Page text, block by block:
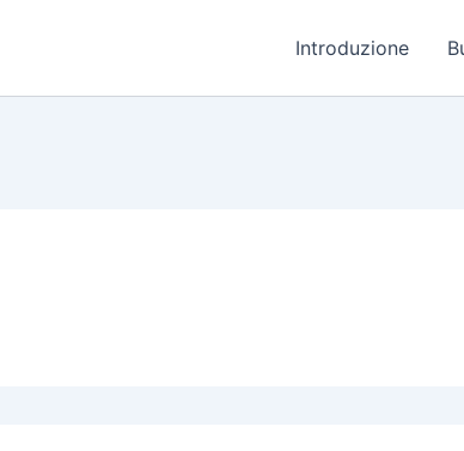
Introduzione